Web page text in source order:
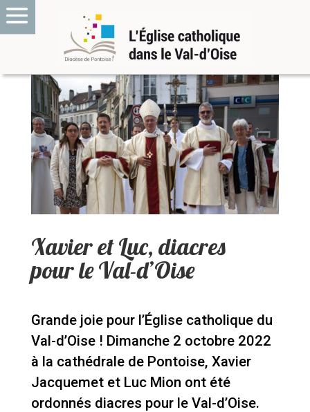
Xavier et Luc, diacres
pour le Val-d’Oise
Grande joie pour l’Église catholique du
Val-d’Oise ! Dimanche 2 octobre 2022
à la cathédrale de Pontoise, Xavier
Jacquemet et Luc Mion ont été
ordonnés diacres pour le Val-d’Oise.